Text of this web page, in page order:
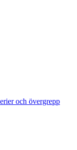
och övergrepp